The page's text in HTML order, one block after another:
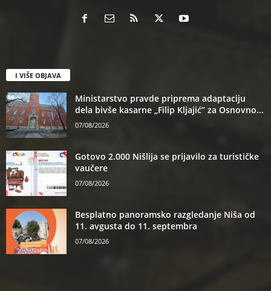
I VIŠE OBJAVA
Ministarstvo pravde priprema adaptaciju
dela bivše kasarne „Filip Kljajić” za Osnovno...
07/08/2026
Gotovo 2.000 Nišlija se prijavilo za turističke
vaučere
07/08/2026
Besplatno panoramsko razgledanje Niša od
11. avgusta do 11. septembra
07/08/2026